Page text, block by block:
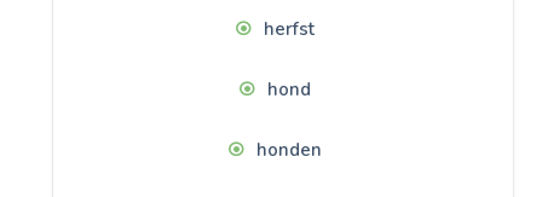
herfst
hond
honden